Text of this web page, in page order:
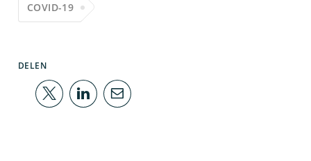
COVID-19
DELEN